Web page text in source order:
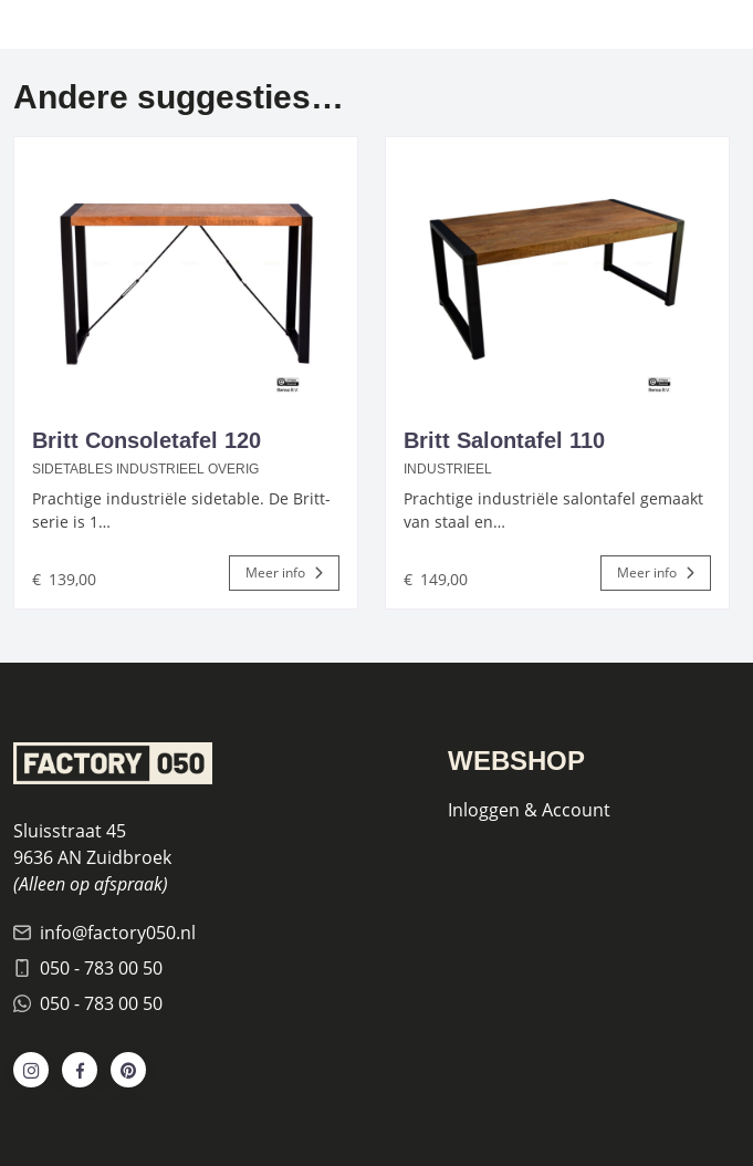
Andere suggesties…
Britt Consoletafel 120
SIDETABLES INDUSTRIEEL OVERIG
Prachtige industriële sidetable. De Britt-
serie is 1…
€ 139,00 Meer info
Britt Salontafel 110
INDUSTRIEEL
Prachtige industriële salontafel gemaakt
van staal en…
€ 149,00 Meer info
Sluisstraat 45
9636 AN Zuidbroek
(Alleen op afspraak)
info@factory050.nl
050 - 783 00 50
050 - 783 00 50
WEBSHOP
Inloggen & Account